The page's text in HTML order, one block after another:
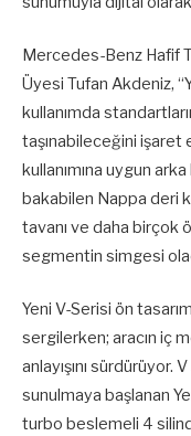
Mercedes-Benz Hafif
Üyesi Tufan Akdeniz,
kullanımda
taşınabileceğini işaret
kullanımına uygun
bakabilen Nappa deri
tavanı ve daha birçok
segmentin simgesi
Yeni V-Serisi ön
sergilerken; aracın iç
anlayışını sürdürüyor.
sunulmaya başlanan
turbo beslemeli 4